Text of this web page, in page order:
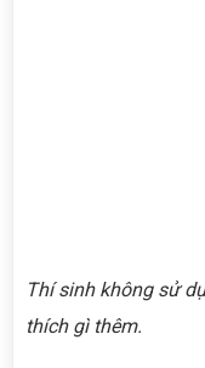
Thí sinh không sử
thích gì thêm.